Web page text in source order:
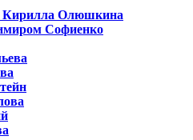
Кирилла Олюшкина
Софиенко